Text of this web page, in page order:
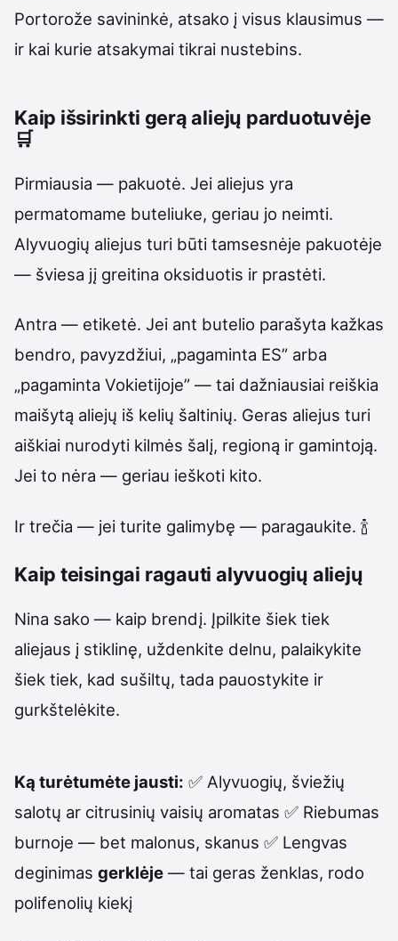
Portorože savininkė, atsako į visus klausimus —
ir kai kurie atsakymai tikrai nustebins.
Kaip išsirinkti gerą aliejų parduotuvėje
🛒
Pirmiausia — pakuotė. Jei aliejus yra
permatomame buteliuke, geriau jo neimti.
Alyvuogių aliejus turi būti tamsesnėje pakuotėje
— šviesa jį greitina oksiduotis ir prastėti.
Antra — etiketė. Jei ant butelio parašyta kažkas
bendro, pavyzdžiui, „pagaminta ES” arba
„pagaminta Vokietijoje” — tai dažniausiai reiškia
maišytą aliejų iš kelių šaltinių. Geras aliejus turi
aiškiai nurodyti kilmės šalį, regioną ir gamintoją.
Jei to nėra — geriau ieškoti kito.
Ir trečia — jei turite galimybę — paragaukite. 🍾
Kaip teisingai ragauti alyvuogių aliejų
Nina sako — kaip brendį. Įpilkite šiek tiek
aliejaus į stiklinę, uždenkite delnu, palaikykite
šiek tiek, kad sušiltų, tada pauostykite ir
gurkštelėkite.
Ką turėtumėte jausti: ✅ Alyvuogių, šviežių
salotų ar citrusinių vaisių aromatas ✅ Riebumas
burnoje — bet malonus, skanus ✅ Lengvas
deginimas gerklėje — tai geras ženklas, rodo
polifenolių kiekį